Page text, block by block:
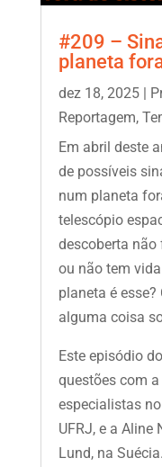
#209 –
planeta
dez 18, 2025|
Reportagem,
Em abril deste
de possíveis
num planeta
telescópio
descoberta
ou não tem
planeta é
alguma coisa
Este episódio
questões com
especialistas
UFRJ, e a Aline
Lund, na